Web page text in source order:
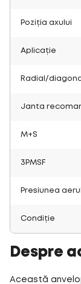
Poziția axului
Aplicație
Radial/
Janta
M+S
3PMSF
Presiunea
Condiție
Despre
Această